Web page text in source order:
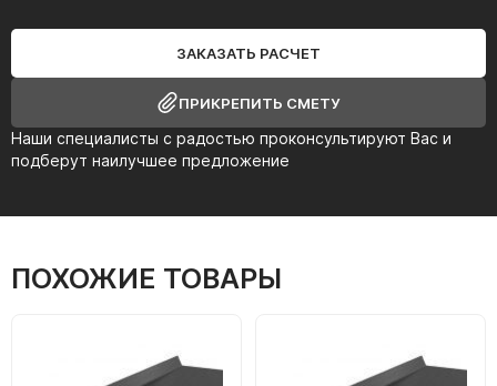
Наши специалисты с радостью проконсультируют Вас и
подберут наилучшее предложение
ЗАКАЗАТЬ РАСЧЕТ
ПРИКРЕПИТЬ СМЕТУ
ПОХОЖИЕ ТОВАРЫ